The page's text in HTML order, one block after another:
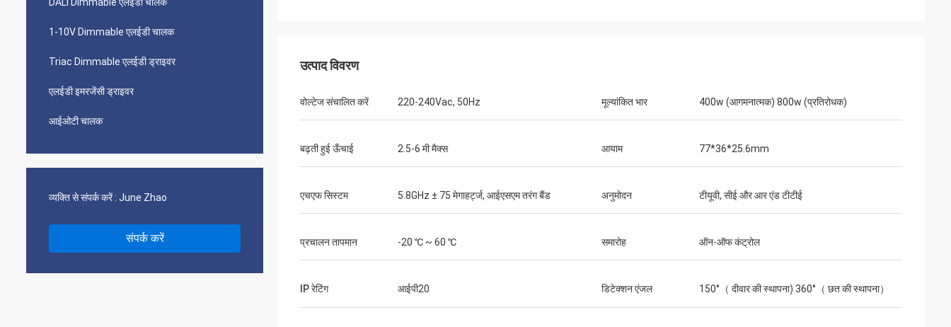
1-10V Dimmable एलईडी चालक
Triac Dimmable एलईडी ड्राइवर
एलईडी इमरजेंसी ड्राइवर
आईओटी चालक
व्यक्ति से संपर्क करें : June Zhao
संपर्क करें
उत्पाद विवरण
वोल्टेज संचालित करें 220-240Vac, 50Hz मूल्यांकित भार 400w (आगमनात्मक) 800w (प्रतिरोधक)
बढ़ती हुई ऊँचाई 2.5-6 मी मैक्स आयाम 77*36*25.6mm
एचएफ सिस्टम 5.8GHz ± 75 मेगाहर्ट्ज, आईएसएम तरंग बैंड अनुमोदन टीयूवी, सीई और आर एंड टीटीई
प्रचालन तापमान -20 ℃ ~ 60 ℃ समारोह ऑन-ऑफ कंट्रोल
IP रेटिंग आईपी20 डिटेक्शन एंजल 150°（ दीवार की स्थापना) 360°（ छत की स्थापना）